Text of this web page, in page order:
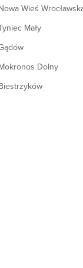
Wieś
Mały
Dolny